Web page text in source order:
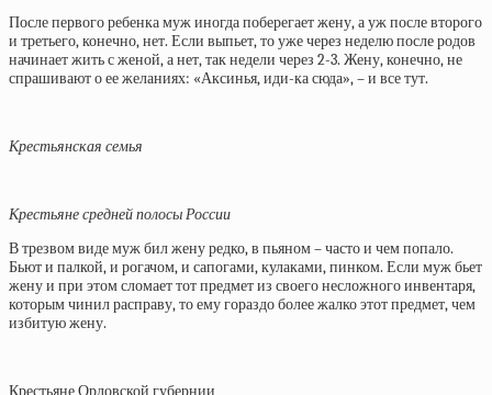
После первого ребенка муж иногда поберегает жену, а уж после второго
и третьего, конечно, нет. Если выпьет, то уже через неделю после родов
начинает жить с женой, а нет, так недели через 2-3. Жену, конечно, не
спрашивают о ее желаниях: «Аксинья, иди-ка сюда», – и все тут.
Крестьянская семья
Крестьяне средней полосы России
В трезвом виде муж бил жену редко, в пьяном – часто и чем попало.
Бьют и палкой, и рогачом, и сапогами, кулаками, пинком. Если муж бьет
жену и при этом сломает тот предмет из своего несложного инвентаря,
которым чинил расправу, то ему гораздо более жалко этот предмет, чем
избитую жену.